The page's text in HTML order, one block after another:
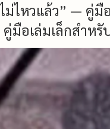
ม่ไหวแล้ว” — คู่
มือเล่มเล็กสำหรั